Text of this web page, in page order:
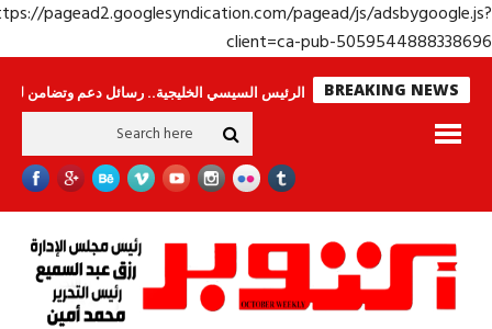
https://pagead2.googlesyndication.com/pagead/js/
client=ca-pub-
BREAKING NEWS
لا ينامون جولة الرئيس السيسي الخليجية.. رسائل دعم وتضامن للأشقاء